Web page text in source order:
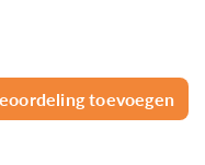
toevoegen